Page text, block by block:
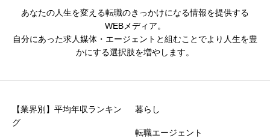
あなたの人生を変える転職のきっかけになる情報を提供する
WEBメディア。
自分にあった求人媒体・エージェントと組むことでより人生を豊
かにする選択肢を増やします。
【業界別】平均年収ランキン
グ
暮らし
転職エージェント